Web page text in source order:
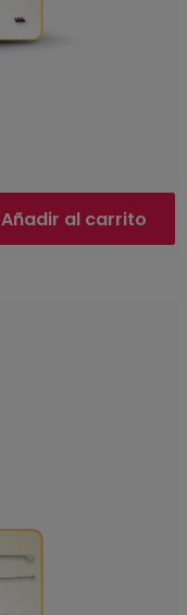
Añadir al carrito